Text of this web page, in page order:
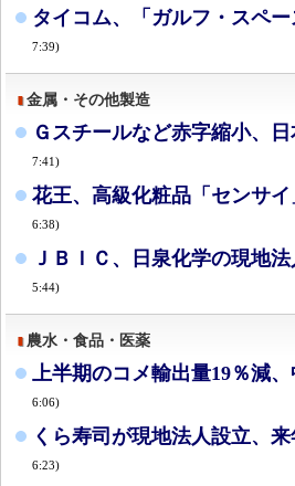
タイコム、「ガルフ・スペ
7:39)
金属・その他製造
Ｇスチールなど赤字縮小、
7:41)
花王、高級化粧品「センサ
6:38)
ＪＢＩＣ、日泉化学の現地
5:44)
農水・食品・医薬
上半期のコメ輸出量19％減
6:06)
くら寿司が現地法人設立、
6:23)